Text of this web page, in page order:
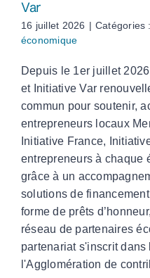
Var
16 juillet 2026 | Catégories :
économique
Depuis le 1er juillet
et Initiative Var
commun pour soutenir,
entrepreneurs locaux
Initiative France,
entrepreneurs à chaque
grâce à un
solutions de
forme de prêts
réseau de partenaires
partenariat s'inscrit dans
l'Agglomération de